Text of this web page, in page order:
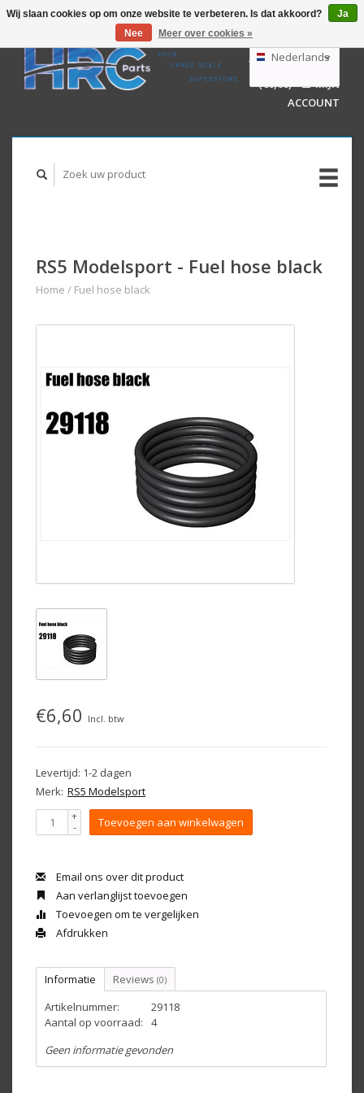
GBP
AUD
Nederlands
Deutsch
English
WINKELWAGEN
(€0,00)
MIJN
ACCOUNT
RS5 Modelsport - Fuel hose black
Home / Fuel hose black
€6,60 Incl. btw
Levertijd: 1-2 dagen
Merk: RS5 Modelsport
+
- Toevoegen aan winkelwagen
Email ons over dit product
Aan verlanglijst toevoegen
Toevoegen om te vergelijken
Afdrukken
Informatie Reviews (0)
Artikelnummer:
29118
Aantal op voorraad:
4
Geen informatie gevonden
Wij slaan cookies op om onze website te verbeteren. Is dat akkoord?
Ja
Nee
Meer over cookies »